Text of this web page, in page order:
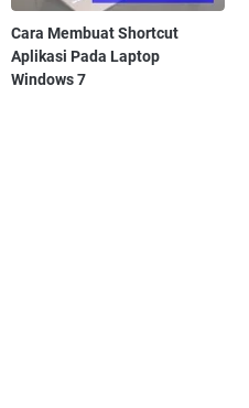
Cara Membuat Shortcut
Aplikasi Pada Laptop
Windows 7